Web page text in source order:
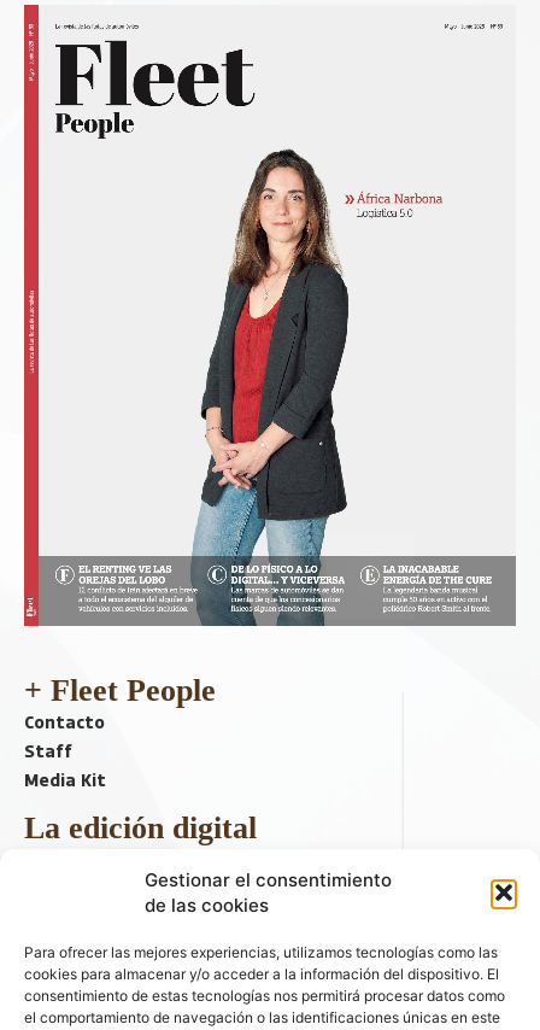
Gestionar el consentimiento
de las cookies
Para ofrecer las mejores experiencias, utilizamos tecnologías como las
cookies para almacenar y/o acceder a la información del dispositivo. El
consentimiento de estas tecnologías nos permitirá procesar datos como
el comportamiento de navegación o las identificaciones únicas en este
+ Fleet People
Contacto
Staff
Media Kit
La edición digital
Descargar último ejemplar
ir a hemeroteca
+ Contenido en redes sociales